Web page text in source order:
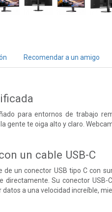
Recomendar a un amigo
para entornos de trabajo
gente te oiga alto y claro.
un cable USB-C
de un conector USB tipo C con
directamente. Su conector
a una velocidad increíble,